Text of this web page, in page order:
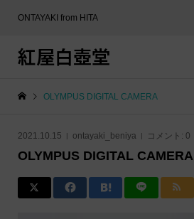
ONTAYAKI from HITA
紅屋白壺堂
OLYMPUS DIGITAL CAMERA
2021.10.15 ontayaki_beniya コメント: 0
OLYMPUS DIGITAL CAMERA